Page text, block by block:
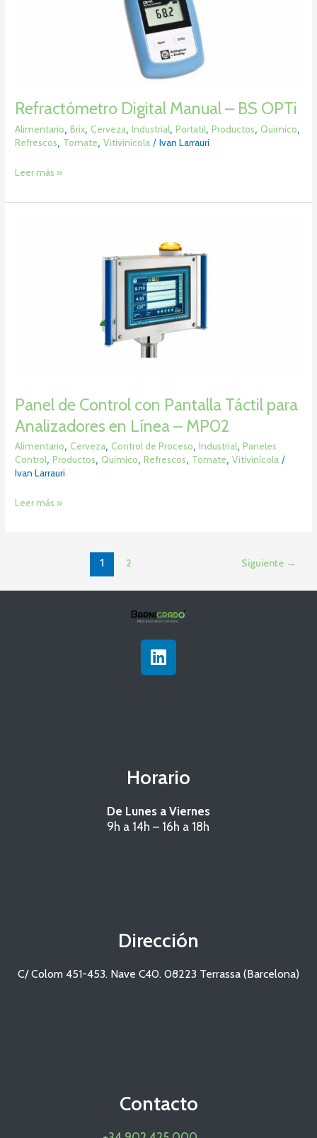
Refractómetro Digital Manual – BS OPTi
Alimentario,Brix, Cerveza,Industrial,Portatil,Productos, Quimico,
Refrescos, Tomate,Vitivinícola /Ivan Larrauri
Leer más »
Panel de Control con Pantalla Táctil para
Analizadores en Línea – MP02
Alimentario, Cerveza, Control de Proceso,Industrial,Paneles
Control,Productos, Quimico,Refrescos, Tomate,Vitivinícola /
Ivan Larrauri
MP02
Leer más »
1 2 Siguiente →
L
i
n
Horario
De Lunes a Viernes
9h a 14h – 16h a 18h
Dirección
C/ Colom 451-453. Nave C40. 08223 Terrassa (Barcelona)
Contacto